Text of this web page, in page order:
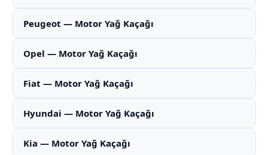
Peugeot — Motor Yağ Kaçağı
Opel — Motor Yağ Kaçağı
Fiat — Motor Yağ Kaçağı
Hyundai — Motor Yağ Kaçağı
Kia — Motor Yağ Kaçağı